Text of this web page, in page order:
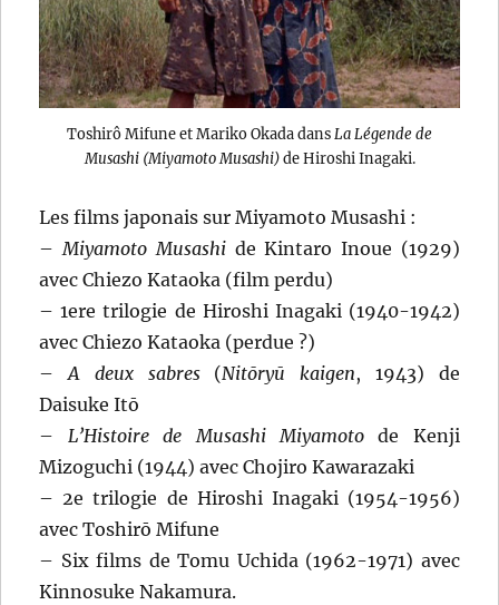
Toshirô Mifune et Mariko Okada dansLa Légende de
Musashi (Miyamoto Musashi)de Hiroshi Inagaki.
Les films japonais sur Miyamoto Musashi :
–Miyamoto Musashide Kintaro Inoue (1929)
avec Chiezo Kataoka (film perdu)
– 1ere trilogie de Hiroshi Inagaki (1940-1942)
avec Chiezo Kataoka (perdue ?)
–A deux sabres(Nitōryū kaigen, 1943) de
Daisuke Itō
– L’Histoire de Musashi Miyamotode Kenji
Mizoguchi (1944) avec Chojiro Kawarazaki
– 2e trilogie de Hiroshi Inagaki (1954-1956)
avec Toshirō Mifune
– Six films de Tomu Uchida (1962-1971) avec
Kinnosuke Nakamura.